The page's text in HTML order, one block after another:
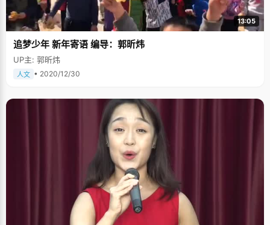
13:05
追梦少年 新年寄语 编导：郭昕炜
UP主: 郭昕炜
人文 • 2020/12/30